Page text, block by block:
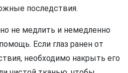
последствия.
не медлить и немедленно
Если глаз ранен от
необходимо накрыть его